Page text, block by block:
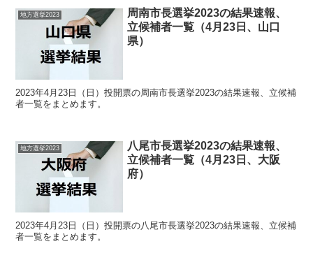
地方選挙2023
周南市長選挙2023の結果速報、
立候補者一覧（4月23日、山口
県）
2023年4月23日（日）投開票の周南市長選挙2023の結果速報、立候補
者一覧をまとめます。
地方選挙2023
八尾市長選挙2023の結果速報、
立候補者一覧（4月23日、大阪
府）
2023年4月23日（日）投開票の八尾市長選挙2023の結果速報、立候補
者一覧をまとめます。